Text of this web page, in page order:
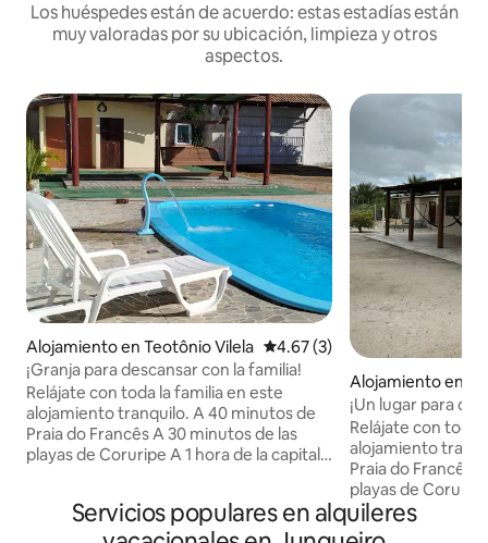
Los huéspedes están de acuerdo: estas estadías están
muy valoradas por su ubicación, limpieza y otros
aspectos.
Alojamiento en Teotônio Vilela Calificación promedio: 4.67
4.67 (3)
¡Granja para descansar con la familia!
Relájate con toda la familia en este
alojamiento tranquilo. A 40 minutos de
Praia do Francês A 30 minutos de las
playas de Coruripe A 1 hora de la capital
Alojamiento en
¡Un lugar para
familia!
Relájate con toda
alojamiento tranquilo. A 40
Praia do Francês.
playas de
Ciudad cercana
Vilela
Servicios populares en alquileres